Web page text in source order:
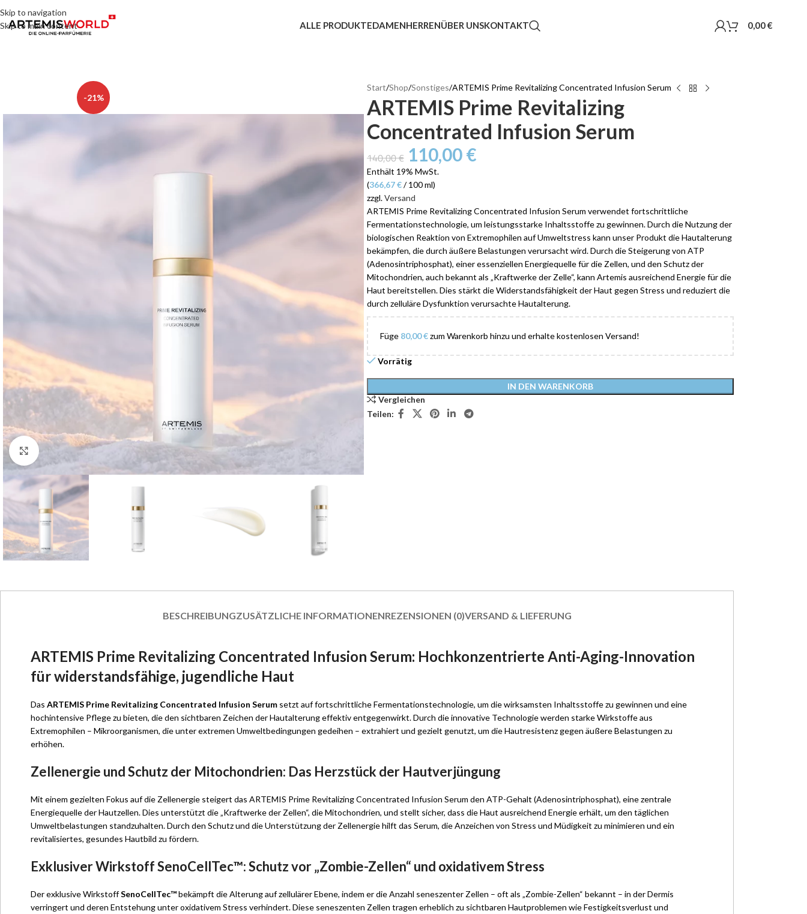
Skip to navigation
Skip to main content
ALLE PRODUKTEDAMENHERRENÜBER UNSKONTAKT 0,00€
-21%
Klick zum Vergrößern
Start Shop Sonstiges ARTEMIS Prime Revitalizing Concentrated Infusion Serum
ARTEMIS Prime Revitalizing
Concentrated Infusion Serum
140,00€ 110,00€
Enthält 19% MwSt.
(366,67€/ 100 ml)
zzgl.Versand
ARTEMIS Prime Revitalizing Concentrated Infusion Serum verwendet fortschrittliche
Fermentationstechnologie, um leistungsstarke Inhaltsstoffe zu gewinnen. Durch die Nutzung der
biologischen Reaktion von Extremophilen auf Umweltstress kann unser Produkt die Hautalterung
bekämpfen, die durch äußere Belastungen verursacht wird. Durch die Steigerung von ATP
(Adenosintriphosphat), einer essenziellen Energiequelle für die Zellen, und den Schutz der
Mitochondrien, auch bekannt als „Kraftwerke der Zelle“, kann Artemis ausreichend Energie für die
Haut bereitstellen. Dies stärkt die Widerstandsfähigkeit der Haut gegen Stress und reduziert die
durch zelluläre Dysfunktion verursachte Hautalterung.
Füge 80,00€zum Warenkorb hinzu und erhalte kostenlosen Versand!
Vorrätig
IN DEN WARENKORB
Vergleichen
Teilen:
BESCHREIBUNGZUSÄTZLICHE INFORMATIONENREZENSIONEN (0)VERSAND & LIEFERUNG
ARTEMIS Prime Revitalizing Concentrated Infusion Serum: Hochkonzentrierte Anti-Aging-Innovation
für widerstandsfähige, jugendliche Haut
Das ARTEMIS Prime Revitalizing Concentrated Infusion Serum setzt auf fortschrittliche Fermentationstechnologie, um die wirksamsten Inhaltsstoffe zu gewinnen und eine
hochintensive Pflege zu bieten, die den sichtbaren Zeichen der Hautalterung effektiv entgegenwirkt. Durch die innovative Technologie werden starke Wirkstoffe aus
Extremophilen – Mikroorganismen, die unter extremen Umweltbedingungen gedeihen – extrahiert und gezielt genutzt, um die Hautresistenz gegen äußere Belastungen zu
erhöhen.
Zellenergie und Schutz der Mitochondrien: Das Herzstück der Hautverjüngung
Mit einem gezielten Fokus auf die Zellenergie steigert das ARTEMIS Prime Revitalizing Concentrated Infusion Serum den ATP-Gehalt (Adenosintriphosphat), eine zentrale
Energiequelle der Hautzellen. Dies unterstützt die „Kraftwerke der Zellen“, die Mitochondrien, und stellt sicher, dass die Haut ausreichend Energie erhält, um den täglichen
Umweltbelastungen standzuhalten. Durch den Schutz und die Unterstützung der Zellenergie hilft das Serum, die Anzeichen von Stress und Müdigkeit zu minimieren und ein
revitalisiertes, gesundes Hautbild zu fördern.
Exklusiver Wirkstoff SenoCellTec™: Schutz vor „Zombie-Zellen“ und oxidativem Stress
Der exklusive WirkstoffSenoCellTec™bekämpft die Alterung auf zellulärer Ebene, indem er die Anzahl seneszenter Zellen – oft als „Zombie-Zellen“ bekannt – in der Dermis
verringert und deren Entstehung unter oxidativem Stress verhindert. Diese seneszenten Zellen tragen erheblich zu sichtbaren Hautproblemen wie Festigkeitsverlust und